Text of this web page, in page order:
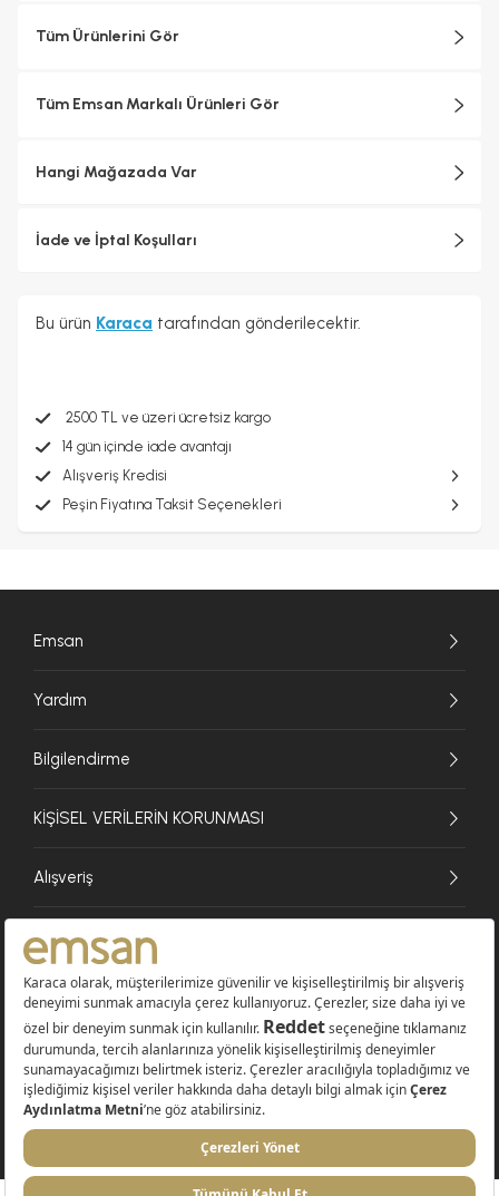
Tüm Ürünlerini Gör
Tüm Emsan Markalı Ürünleri Gör
Hangi Mağazada Var
İade ve İptal Koşulları
Bu ürün Karaca tarafından gönderilecektir.
2500 TL ve üzeri ücretsiz kargo
14 gün içinde iade avantajı
Alışveriş Kredisi
Peşin Fiyatına Taksit Seçenekleri
Emsan
Yardım
Bilgilendirme
KİŞİSEL VERİLERİN KORUNMASI
Alışveriş
© 2026 EMSAN A.Ş. Tüm Hakları Saklıdır